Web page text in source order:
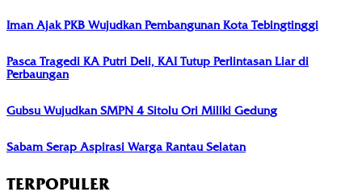
Iman Ajak PKB Wujudkan Pembangunan Kota Tebingtinggi
Pasca Tragedi KA Putri Deli, KAI Tutup Perlintasan Liar di
Perbaungan
Gubsu Wujudkan SMPN 4 Sitolu Ori Miliki Gedung
Sabam Serap Aspirasi Warga Rantau Selatan
TERPOPULER